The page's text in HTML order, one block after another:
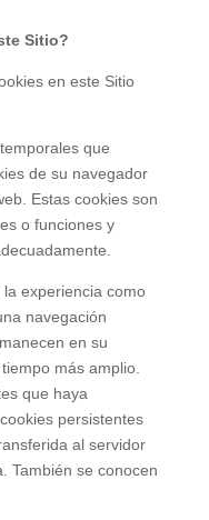
Sitio?
en este Sitio
que
de su navegador
Estas cookies son
o funciones y
experiencia como
navegación
en su
más amplio.
que haya
persistentes
al servidor
También se conocen